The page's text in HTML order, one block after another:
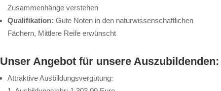
Zusammenhänge verstehen
Qualifikation: Gute Noten in den naturwissenschaftlichen
Fächern, Mittlere Reife erwünscht
Unser Angebot für unsere Auszubildenden:
Attraktive Ausbildungsvergütung: